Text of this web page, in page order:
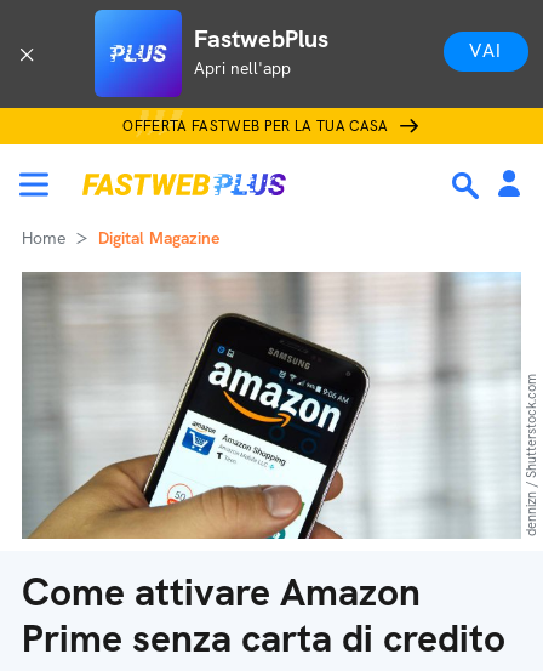
FastwebPlus
Apri nell'app
VAI
OFFERTA FASTWEB PER LA TUA CASA
Home Digital Magazine
Come attivare Amazon
Prime senza carta di credito
dennizn / Shutterstock.com